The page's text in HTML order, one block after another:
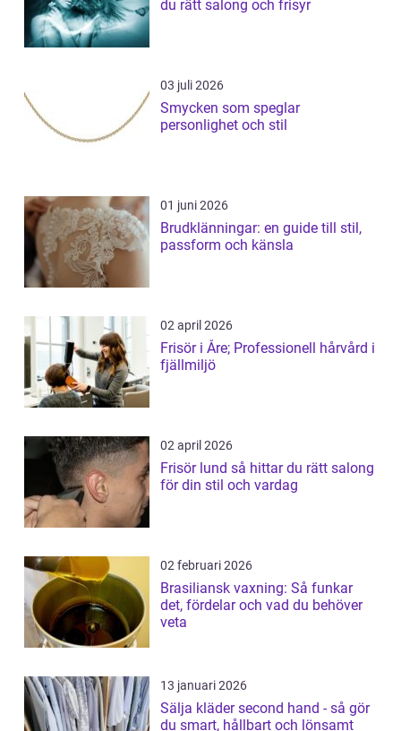
du rätt salong och frisyr
03 juli 2026
Smycken som speglar
personlighet och stil
01 juni 2026
Brudklänningar: en guide till stil,
passform och känsla
02 april 2026
Frisör i Åre; Professionell hårvård i
fjällmiljö
02 april 2026
Frisör lund så hittar du rätt salong
för din stil och vardag
02 februari 2026
Brasiliansk vaxning: Så funkar
det, fördelar och vad du behöver
veta
13 januari 2026
Sälja kläder second hand - så gör
du smart, hållbart och lönsamt